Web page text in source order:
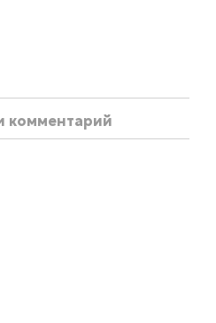
комментарий